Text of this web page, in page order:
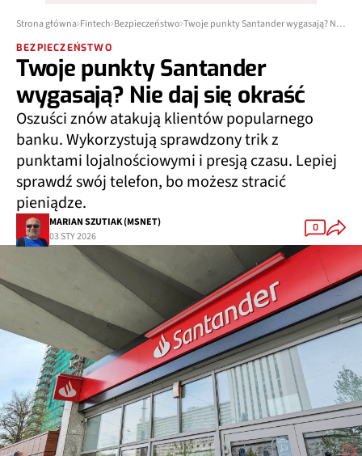
Strona główna Fintech Bezpieczeństwo Twoje punkty Santander wygasają? Nie daj się okraść
BEZPIECZEŃSTWO
Twoje punkty Santander
wygasają? Nie daj się okraść
Oszuści znów atakują klientów popularnego
banku. Wykorzystują sprawdzony trik z
punktami lojalnościowymi i presją czasu. Lepiej
sprawdź swój telefon, bo możesz stracić
pieniądze.
MARIAN SZUTIAK (MSNET)
03 STY 2026
0